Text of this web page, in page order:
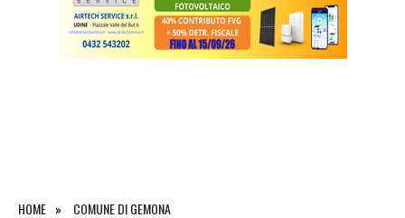
HOME COMUNE DI GEMONA